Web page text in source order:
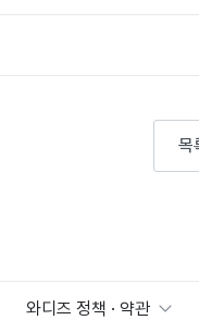
목
와디즈 정책 · 약관